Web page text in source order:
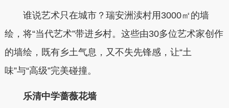
谁说艺术只在城市？瑞安洲渎村用3000㎡的墙
绘，将“当代艺术”带进乡村。这些由30多位艺术家创作
的墙绘，既有乡土气息，又不失先锋感，让“土
味”与“高级”完美碰撞。
乐清中学蔷薇花墙